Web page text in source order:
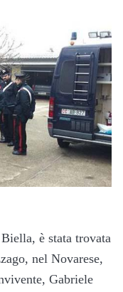
è stata trovata
nel Novarese,
Gabriele